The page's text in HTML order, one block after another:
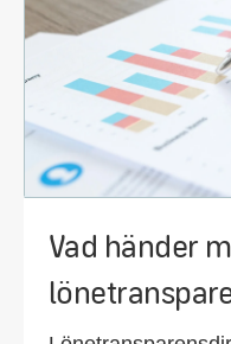
Vad händer